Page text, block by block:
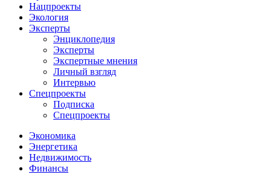
Нацпроекты
Экология
Эксперты
Энциклопедия
Эксперты
Экспертные мнения
Личный взгляд
Интервью
Спецпроекты
Подписка
Спецпроекты
Экономика
Энергетика
Недвижимость
Финансы